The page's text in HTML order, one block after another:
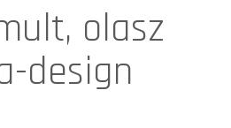
olasz
design